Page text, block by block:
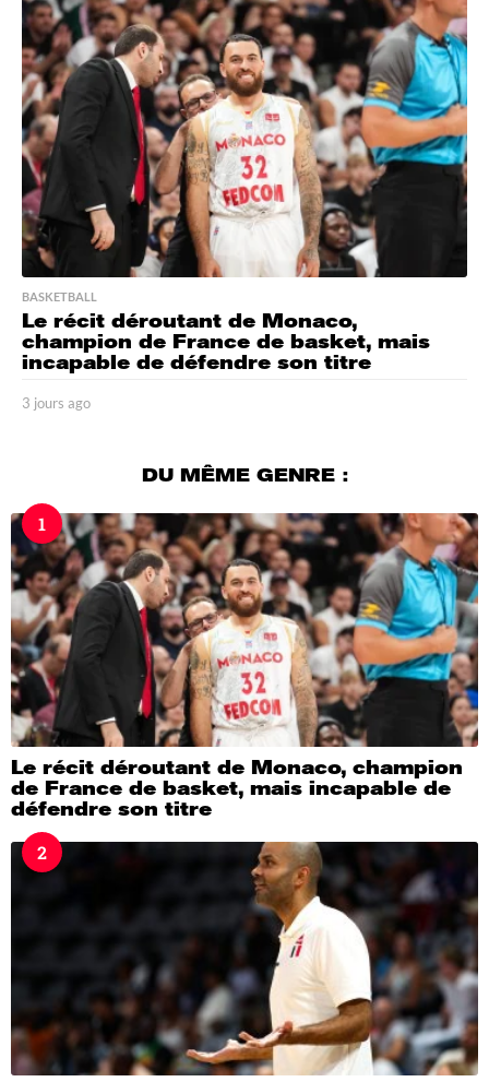
s
a
g
o
BASKETBALL
Le récit déroutant de Monaco,
champion de France de basket, mais
incapable de défendre son titre
3 jours ago
a
g
o
DU MÊME GENRE :
1
Le récit déroutant de Monaco, champion
de France de basket, mais incapable de
défendre son titre
2